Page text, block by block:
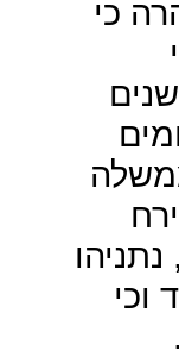
כי
וכי